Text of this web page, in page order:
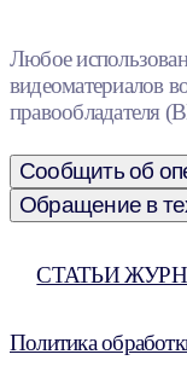
Любое
видеоматериалов
правообладателя
Сообщить об
Обращение в
СТАТЬИ
Политика